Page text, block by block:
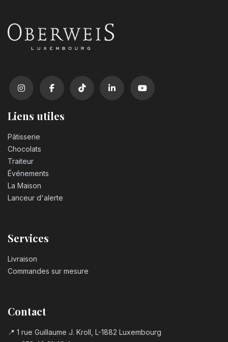
Liens utiles
Pâtisserie
Chocolats
Traiteur
Événements
La Maison
Lanceur d'alerte
Services
Livraison
Commandes sur mesure
Contact
📍 1 rue Guillaume J. Kroll, L-1882 Luxembourg